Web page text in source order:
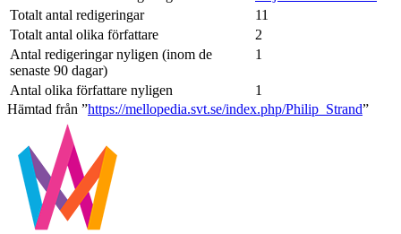
Totalt antal redigeringar
11
Totalt antal olika författare
2
Antal redigeringar nyligen (inom de
senaste 90 dagar)
1
Antal olika författare nyligen
1
Hämtad från ”https://mellopedia.svt.se/index.php/Philip_Strand”